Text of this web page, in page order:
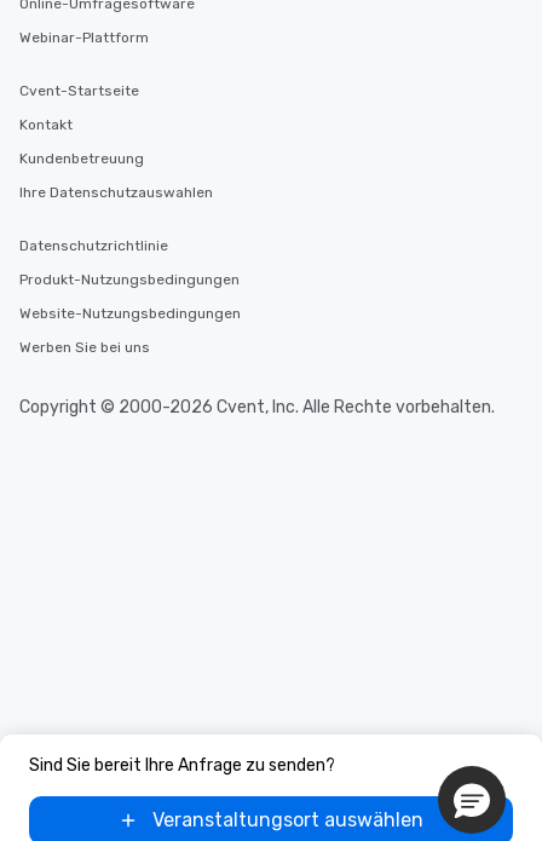
Sind Sie bereit Ihre Anfrage zu senden?
Veranstaltungsort auswählen
Online-Umfragesoftware
Webinar-Plattform
Cvent-Startseite
Kontakt
Kundenbetreuung
Ihre Datenschutzauswahlen
Datenschutzrichtlinie
Produkt-Nutzungsbedingungen
Website-Nutzungsbedingungen
Werben Sie bei uns
Copyright © 2000-2026 Cvent, Inc. Alle Rechte vorbehalten.